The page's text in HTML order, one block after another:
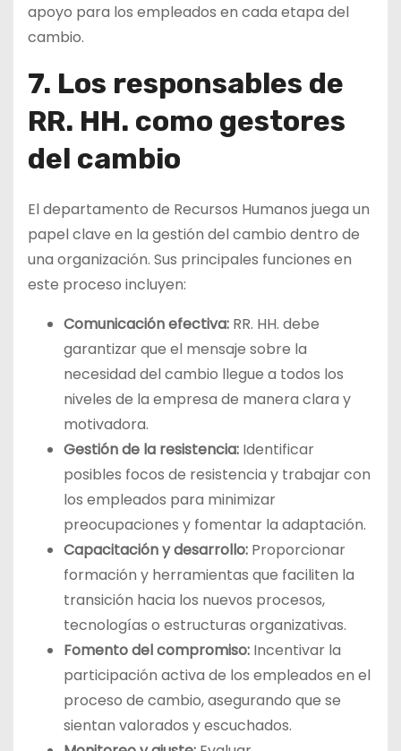
apoyo para los empleados en cada etapa del
cambio.
7. Los responsables de
RR. HH. como gestores
del cambio
El departamento de Recursos Humanos juega un
papel clave en la gestión del cambio dentro de
una organización. Sus principales funciones en
este proceso incluyen:
Comunicación efectiva: RR. HH. debe
garantizar que el mensaje sobre la
necesidad del cambio llegue a todos los
niveles de la empresa de manera clara y
motivadora.
Gestión de la resistencia: Identificar
posibles focos de resistencia y trabajar con
los empleados para minimizar
preocupaciones y fomentar la adaptación.
Capacitación y desarrollo: Proporcionar
formación y herramientas que faciliten la
transición hacia los nuevos procesos,
tecnologías o estructuras organizativas.
Fomento del compromiso: Incentivar la
participación activa de los empleados en el
proceso de cambio, asegurando que se
sientan valorados y escuchados.